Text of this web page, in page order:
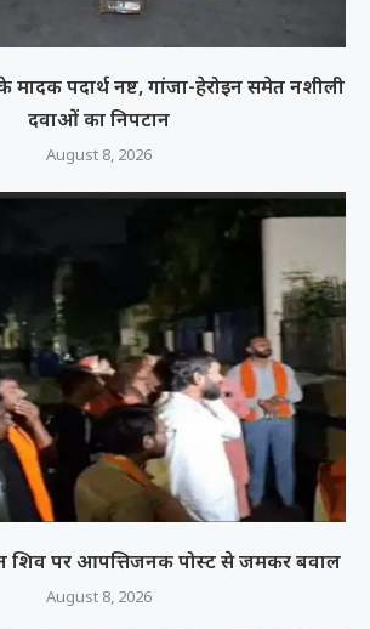
पदार्थ नष्ट, गांजा-हेरोइन समेत नशीली
दवाओं का निपटान
August 8, 2026
शिव पर आपत्तिजनक पोस्ट से जमकर बवाल
August 8, 2026